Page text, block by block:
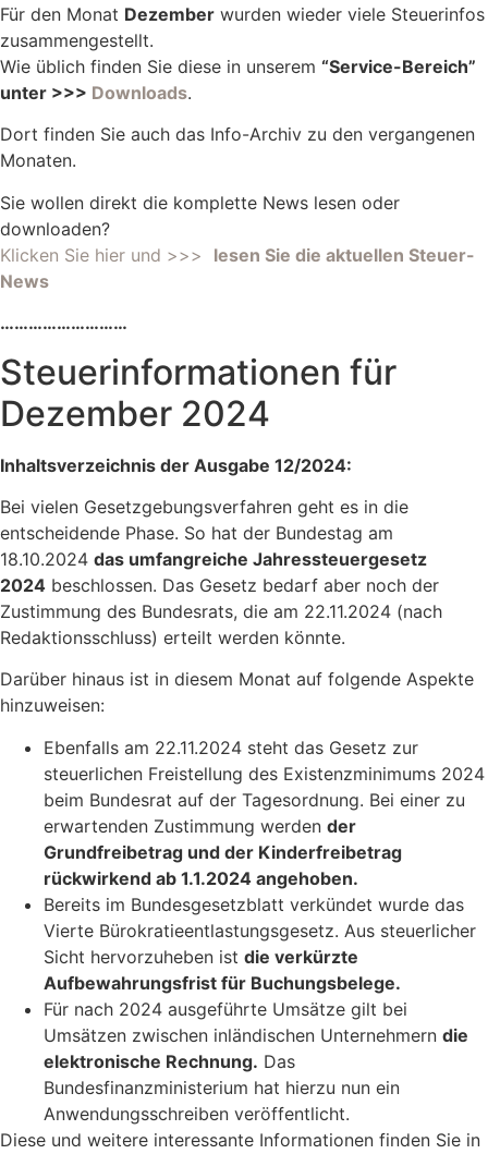
Für den Monat Dezember wurden wieder viele Steuerinfos
zusammengestellt.
Wie üblich finden Sie diese in unserem “Service-Bereich”
unter >>> Downloads.
Dort finden Sie auch das Info-Archiv zu den vergangenen
Monaten.
Sie wollen direkt die komplette News lesen oder
downloaden?
Klicken Sie hier und >>> lesen Sie die aktuellen Steuer-
News
………………………
Steuerinformationen für
Dezember 2024
Inhaltsverzeichnis der Ausgabe 12/2024:
Bei vielen Gesetzgebungsverfahren geht es in die
entscheidende Phase. So hat der Bundestag am
18.10.2024 das umfangreiche Jahressteuergesetz
2024 beschlossen. Das Gesetz bedarf aber noch der
Zustimmung des Bundesrats, die am 22.11.2024 (nach
Redaktionsschluss) erteilt werden könnte.
Darüber hinaus ist in diesem Monat auf folgende Aspekte
hinzuweisen:
Ebenfalls am 22.11.2024 steht das Gesetz zur
steuerlichen Freistellung des Existenzminimums 2024
beim Bundesrat auf der Tagesordnung. Bei einer zu
erwartenden Zustimmung werden der
Grundfreibetrag und der Kinderfreibetrag
rückwirkend ab 1.1.2024 angehoben.
Bereits im Bundesgesetzblatt verkündet wurde das
Vierte Bürokratieentlastungsgesetz. Aus steuerlicher
Sicht hervorzuheben ist die verkürzte
Aufbewahrungsfrist für Buchungsbelege.
Für nach 2024 ausgeführte Umsätze gilt bei
Umsätzen zwischen inländischen Unternehmern die
elektronische Rechnung. Das
Bundesfinanzministerium hat hierzu nun ein
Anwendungsschreiben veröffentlicht.
Diese und weitere interessante Informationen finden Sie in